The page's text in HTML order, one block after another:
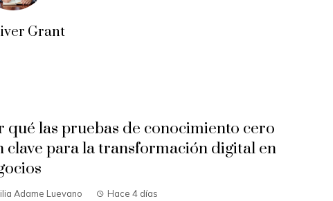
Grant
qué las pruebas de conocimiento cero
clave para la transformación digital en
Adame Luevano Hace 4 días